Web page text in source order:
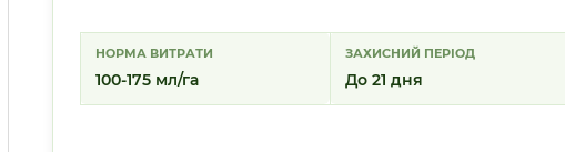
НОРМА ВИТРАТИ
100-175 мл/га
ЗАХИСНИЙ ПЕРІОД
До 21 дня